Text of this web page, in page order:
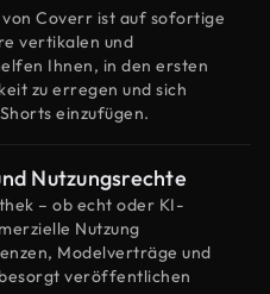
Coverr ist auf sofortige
vertikalen und
Ihnen, in den ersten
zu erregen und sich
einzufügen.
Nutzungsrechte
– ob echt oder KI-
Nutzung
Modelverträge und
veröffentlichen